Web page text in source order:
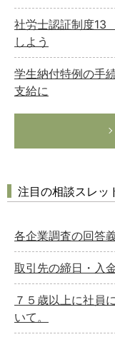
社労士認証制度13
しよう
学生納付特例の手
支給に
注目の相談スレッ
各企業調査の回答
取引先の締日・入
７５歳以上に社員
いて。